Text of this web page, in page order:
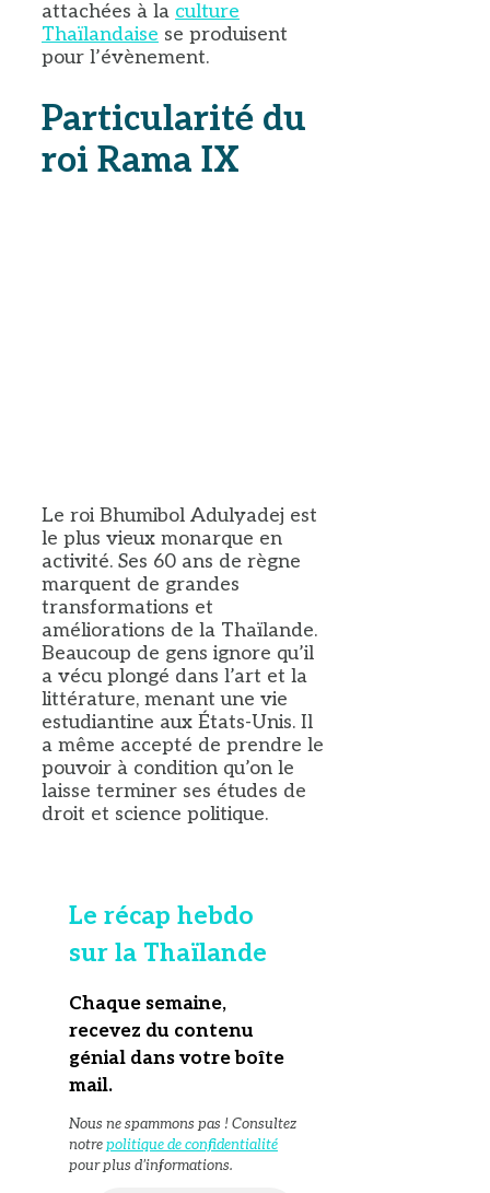
attachées à la culture
Thaïlandaise se produisent
pour l’évènement.
Particularité du
roi Rama IX
Le roi Bhumibol Adulyadej est
le plus vieux monarque en
activité. Ses 60 ans de règne
marquent de grandes
transformations et
améliorations de la Thaïlande.
Beaucoup de gens ignore qu’il
a vécu plongé dans l’art et la
littérature, menant une vie
estudiantine aux États-Unis. Il
a même accepté de prendre le
pouvoir à condition qu’on le
laisse terminer ses études de
droit et science politique.
Le récap hebdo
sur la Thaïlande
Chaque semaine,
recevez du contenu
génial dans votre boîte
mail.
Nous ne spammons pas ! Consultez
notrepolitique de confidentialité
pour plus d’informations.